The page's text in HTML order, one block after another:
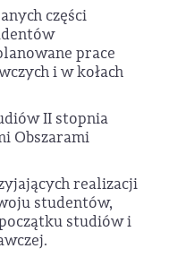
części
prace
i w kołach
II stopnia
Obszarami
realizacji
studentów,
studiów i